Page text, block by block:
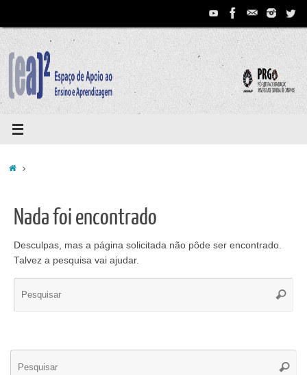
conteúdo
Home
Nada foi encontrado
Desculpas, mas a página solicitada não pôde ser encontrado.
Talvez a pesquisa vai ajudar.